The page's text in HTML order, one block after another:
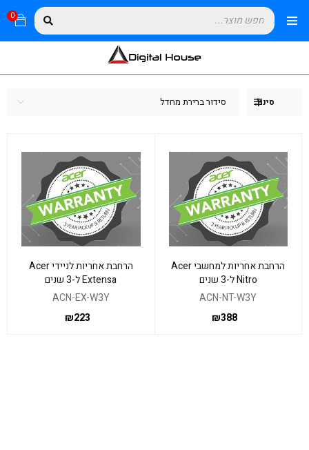
0
סינון סידור ברירת מחדל
הרחבת אחריות למחשבי Acer
Nitro ל-3 שנים
ACN-NT-W3Y
₪388
הרחבת אחריות לניידי Acer
Extensa ל-3 שנים
ACN-EX-W3Y
₪223